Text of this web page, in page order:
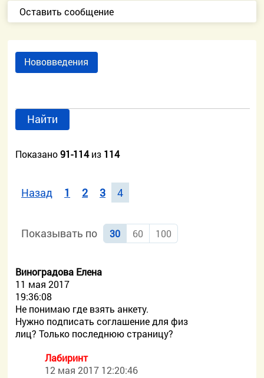
Оставить сообщение
Нововведения
Найти
Показано91-114из 114
Назад 1 2 3 4
Показывать по 30 60 100
Виноградова Елена
11 мая 2017
19:36:08
Не понимаю где взять анкету.
Нужно подписать соглашение для физ
лиц? Только последнюю страницу?
Лабиринт
12 мая 2017 12:20:46